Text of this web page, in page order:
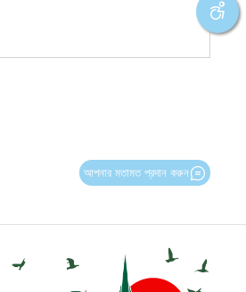
আপনার মতামত প্রদান করুন